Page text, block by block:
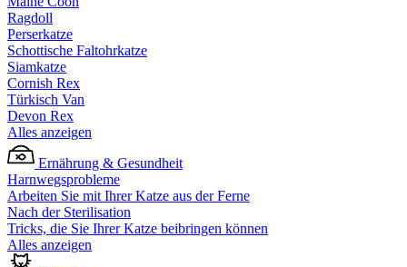
Ragdoll
Perserkatze
Schottische Faltohrkatze
Siamkatze
Cornish Rex
Türkisch Van
Devon Rex
Alles anzeigen
Ernährung & Gesundheit
Harnwegsprobleme
Arbeiten Sie mit Ihrer Katze aus der Ferne
Nach der Sterilisation
Tricks, die Sie Ihrer Katze beibringen können
Alles anzeigen